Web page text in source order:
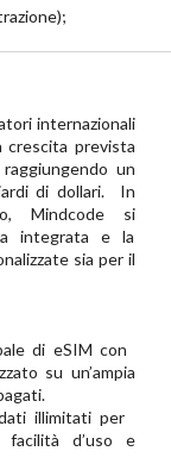
internazionali
crescita prevista
un
di dollari.  In
Mindcode si
integrata e la
sia per il
di eSIM con
su un’ampia
illimitati per
d’uso e
e IoT. ￼
con forte
e al marketing
combina
al mercato
una piattaforma
un
dai concorrenti.
La capacità